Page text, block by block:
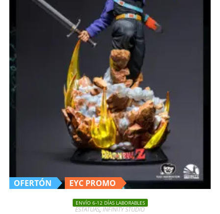
OFERTÓN EYC PROMO
ENVÍO 6-12 DÍAS LABORABLES
ESTATUAS,INFINITY STUDIO